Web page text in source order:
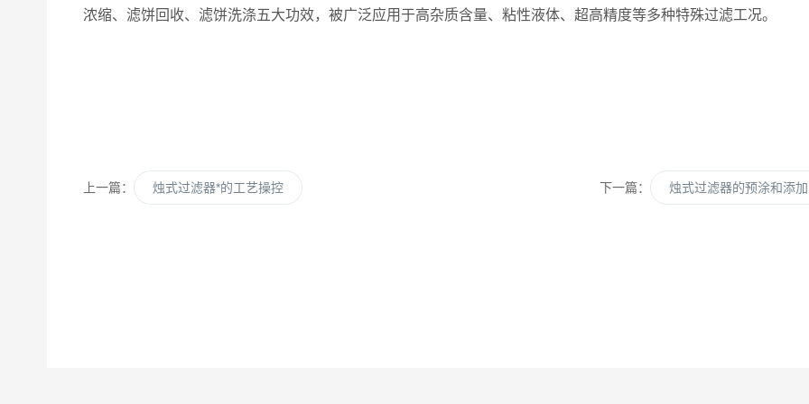
浓缩、滤饼回收、滤饼洗涤五大功效，被广泛应用于高杂质含量、粘性液体、超高精度等多种特殊过滤工况。
上一篇： 烛式过滤器*的工艺操控 下一篇： 烛式过滤器的预涂和添